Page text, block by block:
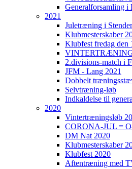
Generalforsamling
2021
Juletræning i
Klubmesterskaber
Klubfest fredag den
2.divisions-match i
JFM - Lang 2021
Dobbelt
Selvtræning-løb
Indkaldelse til
2020
Vintertræningsløb
CORONA-JUL =
DM Nat 2020
Klubmesterskaber
Klubfest 2020
Aftentræning med